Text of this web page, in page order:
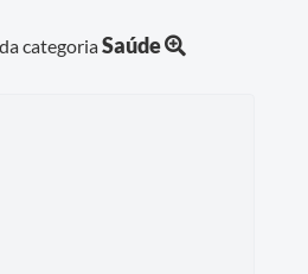
categoriaSaúde